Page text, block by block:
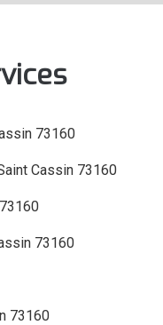
73160
Cassin 73160
73160
73160